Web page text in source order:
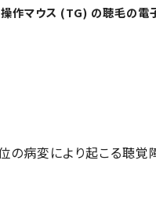
作マウス (TG) の聴毛の電
病変により起こる聴覚